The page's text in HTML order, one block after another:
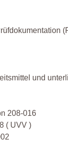
und
208-016
( UVV )